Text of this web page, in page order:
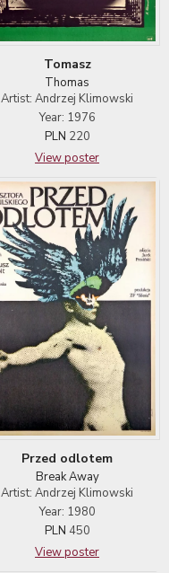
Tomasz
Thomas
Artist: Andrzej Klimowski
Year: 1976
PLN 220
View poster
Przed odlotem
Break Away
Artist: Andrzej Klimowski
Year: 1980
PLN 450
View poster